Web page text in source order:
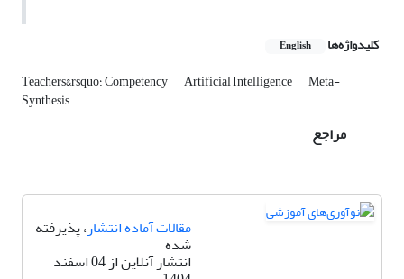
کلیدواژه‌ها English
Teachers&‌rsquo؛ Competency Artificial Intelligence Meta-
Synthesis
مراجع
مقالات آماده انتشار، پذیرفته
شده
انتشار آنلاین از 04 اسفند